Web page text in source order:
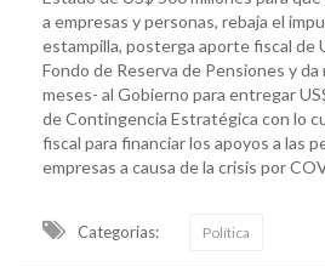
a empresas y personas, rebaja el
estampilla, posterga aporte fiscal de
Fondo de Reserva de Pensiones y da
meses- al Gobierno para entregar
de Contingencia Estratégica con lo
fiscal para financiar los apoyos a las
empresas a causa de la crisis por
Categorias: Política